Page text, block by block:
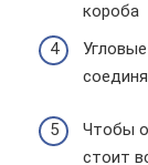
короба
Чтобы
стоит